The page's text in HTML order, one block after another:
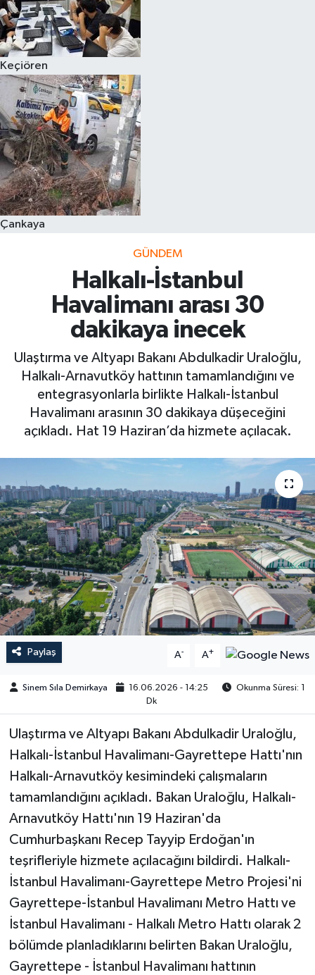
Keçiören
Çankaya
GÜNDEM
Halkalı-İstanbul
Havalimanı arası 30
dakikaya inecek
Ulaştırma ve Altyapı Bakanı Abdulkadir Uraloğlu,
Halkalı-Arnavutköy hattının tamamlandığını ve
entegrasyonlarla birlikte Halkalı-İstanbul
Havalimanı arasının 30 dakikaya düşeceğini
açıkladı. Hat 19 Haziran’da hizmete açılacak.
Paylaş A- A+
Sinem Sıla Demirkaya 16.06.2026 - 14:25
Okunma Süresi: 1
Dk
Ulaştırma ve Altyapı Bakanı Abdulkadir Uraloğlu,
Halkalı-İstanbul Havalimanı-Gayrettepe Hattı'nın
Halkalı-Arnavutköy kesimindeki çalışmaların
tamamlandığını açıkladı. Bakan Uraloğlu, Halkalı-
Arnavutköy Hattı'nın 19 Haziran'da
Cumhurbaşkanı Recep Tayyip Erdoğan'ın
teşrifleriyle hizmete açılacağını bildirdi. Halkalı-
İstanbul Havalimanı-Gayrettepe Metro Projesi'ni
Gayrettepe-İstanbul Havalimanı Metro Hattı ve
İstanbul Havalimanı - Halkalı Metro Hattı olarak 2
bölümde planladıklarını belirten Bakan Uraloğlu,
Gayrettepe - İstanbul Havalimanı hattının